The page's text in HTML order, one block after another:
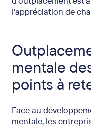
l’appréciation de
mentale
points à
Face au
mentale, les